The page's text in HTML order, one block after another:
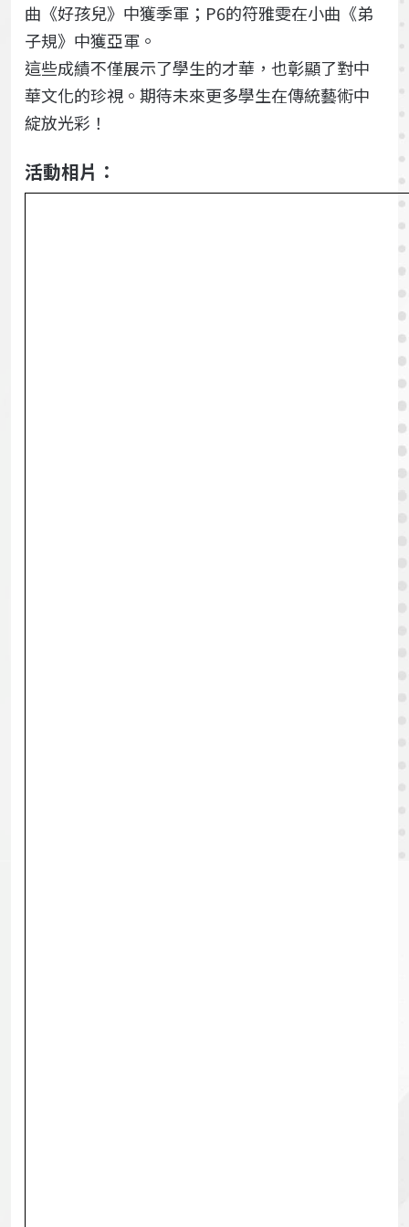
曲《好孩兒》中獲季軍；P6的符雅雯在小曲《弟
子規》中獲亞軍。
這些成績不僅展示了學生的才華，也彰顯了對中
華文化的珍視。期待未來更多學生在傳統藝術中
綻放光彩！
活動相片：